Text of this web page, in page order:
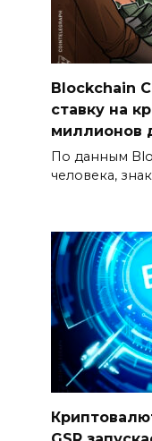
Blockchain
ставку на
миллионов
По данным
человека,